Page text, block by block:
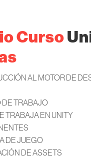
Curso
AL MOTOR DE
DE TRABAJO
TRABAJA EN UNITY
DE JUEGO
DE ASSETS